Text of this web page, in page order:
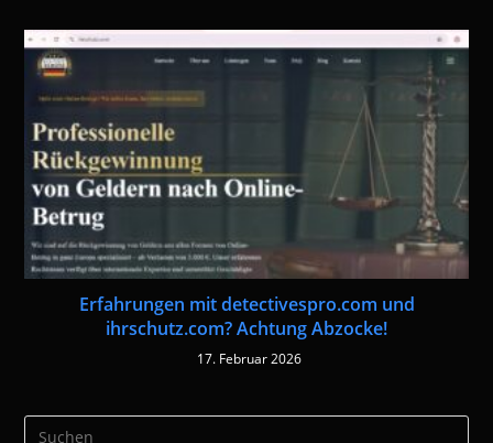
Erfahrungen mit detectivespro.com und
ihrschutz.com? Achtung Abzocke!
17. Februar 2026